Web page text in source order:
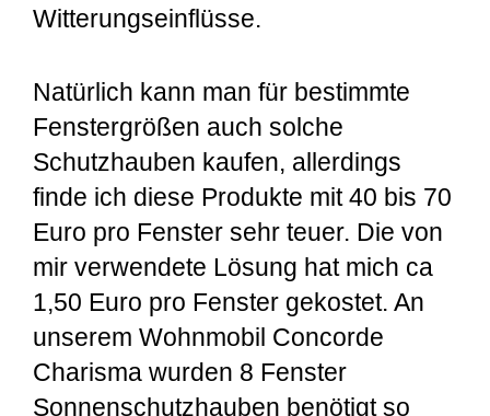
Witterungseinflüsse.
Natürlich kann man für bestimmte
Fenstergrößen auch solche
Schutzhauben kaufen, allerdings
finde ich diese Produkte mit 40 bis 70
Euro pro Fenster sehr teuer. Die von
mir verwendete Lösung hat mich ca
1,50 Euro pro Fenster gekostet. An
unserem Wohnmobil Concorde
Charisma wurden 8 Fenster
Sonnenschutzhauben benötigt so